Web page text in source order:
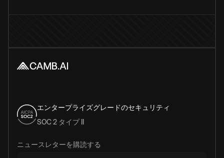
エンタープライズグレードのセキュリティ
SOC 2 タイプ II
ニュースレターを購読する